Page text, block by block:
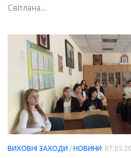
Світлана...
ВИХОВНІ ЗАХОДИ /НОВИНИ